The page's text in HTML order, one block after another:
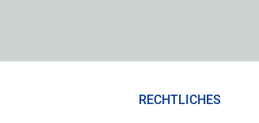
RECHTLICHES